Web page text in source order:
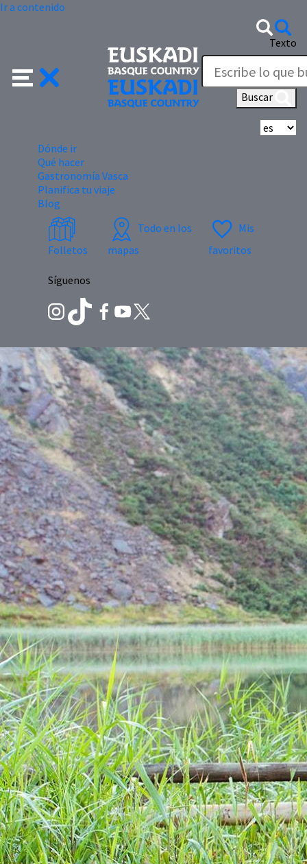
Ir a contenido
Texto
Buscar
Dónde ir
Qué hacer
Gastronomía Vasca
Planifica tu viaje
Blog
Folletos
Todo en los
mapas
Mis
favoritos
Síguenos